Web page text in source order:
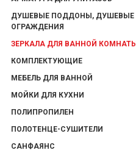
ДУШЕВЫЕ ПОДДОНЫ, ДУШЕВЫЕ
ОГРАЖДЕНИЯ
ЗЕРКАЛА ДЛЯ ВАННОЙ КОМНАТЫ
КОМПЛЕКТУЮЩИЕ
МЕБЕЛЬ ДЛЯ ВАННОЙ
МОЙКИ ДЛЯ КУХНИ
ПОЛИПРОПИЛЕН
ПОЛОТЕНЦЕ-СУШИТЕЛИ
САНФАЯНС